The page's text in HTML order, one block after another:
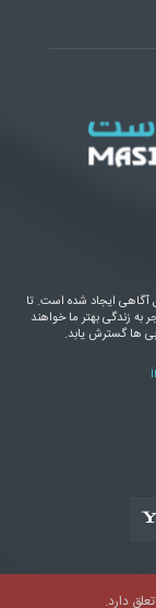
آگاهی ایجاد شده است. تا
به زندگی بهتر ما خواهند
ها گسترش یابد.
تعلق دارد.